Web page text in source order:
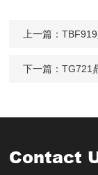
上一篇：
下一篇：TG721
Contact